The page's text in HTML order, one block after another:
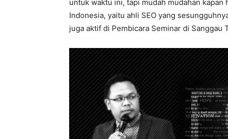
untuk waktu ini, tapi mudah mudahan kapan
Indonesia, yaitu ahli SEO yang
juga aktif di Pembicara Seminar di